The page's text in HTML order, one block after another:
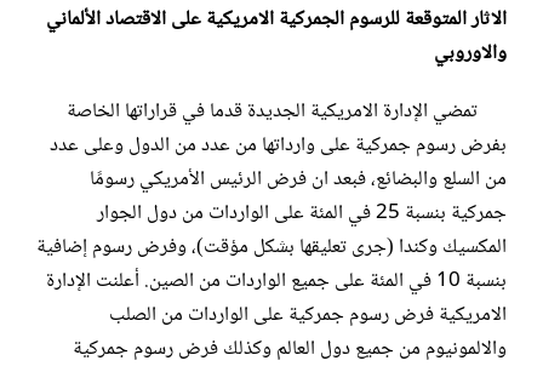
الاثار المتوقعة للرسوم الجمركية الامريكية على الاقتصاد الألماني
والاوروبي
تمضي الإدارة الامريكية الجديدة قدما في قراراتها الخاصة
بفرض رسوم جمركية على وارداتها من عدد من الدول وعلى عدد
من السلع والبضائع، فبعد ان فرض الرئيس الأمريكي رسومًا
جمركية بنسبة 25 في المئة على الواردات من دول الجوار
المكسيك وكندا (جرى تعليقها بشكل مؤقت)، وفرض رسوم إضافية
بنسبة 10 في المئة على جميع الواردات من الصين. أعلنت الإدارة
الامريكية فرض رسوم جمركية على الواردات من الصلب
والالمونيوم من جميع دول العالم وكذلك فرض رسوم جمركية